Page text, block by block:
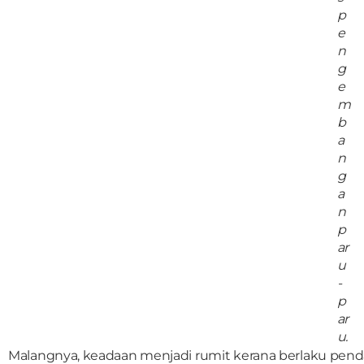
p
e
n
g
e
m
b
a
n
g
a
n
p
ar
u
-
p
ar
u.
Malangnya, keadaan menjadi rumit kerana berlaku